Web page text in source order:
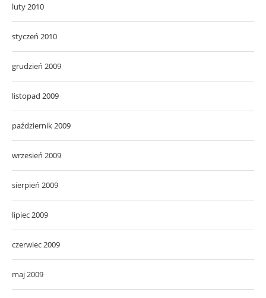
luty 2010
styczeń 2010
grudzień 2009
listopad 2009
październik 2009
wrzesień 2009
sierpień 2009
lipiec 2009
czerwiec 2009
maj 2009